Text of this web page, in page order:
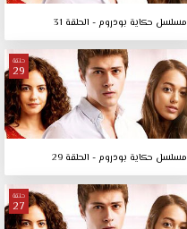
مسلسل حكاية بودروم - الحلقة 31
حلقة
29
مسلسل حكاية بودروم - الحلقة 29
حلقة
27